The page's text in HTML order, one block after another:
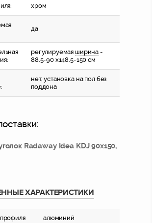
хром
да
регулируемая ширина -
88.5-90 x148.5-150 см
нет, установка на пол без
поддона
Radaway Idea KDJ 90x150,
ХАРАКТЕРИСТИКИ
алюминий